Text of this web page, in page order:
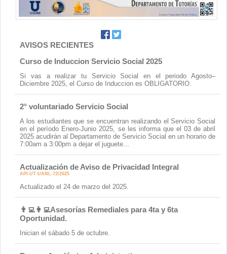
AVISOS RECIENTES
Curso de Induccion Servicio Social 2025
Si vas a realizar tu Servicio Social en el periodo Agosto–
Diciembre 2025, el Curso de Induccion es OBLIGATORIO.
2° voluntariado Servicio Social
A los estudiantes que se encuentran realizando el Servicio Social
en el período Enero-Junio 2025, se les informa que el 03 de abril
2025 acudirán al Departamento de Servicio Social en un horario de
7:00am a 3:00pm a dejar el juguete...
Actualización de Aviso de Privacidad Integral
API-UT-UANL-72/2025
Actualizado el 24 de marzo del 2025.
👨‍💻👩‍💻Asesorías Remediales para 4ta y 6ta
Oportunidad.
Inician el sábado 5 de octubre.